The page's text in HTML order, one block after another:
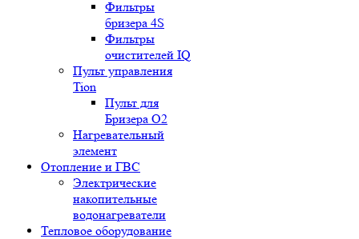
Фильтры
бризера 4S
Фильтры
очистителей IQ
Пульт управления
Tion
Пульт для
Бризера O2
Нагревательный
элемент
Отопление и ГВС
Электрические
накопительные
водонагреватели
Тепловое оборудование